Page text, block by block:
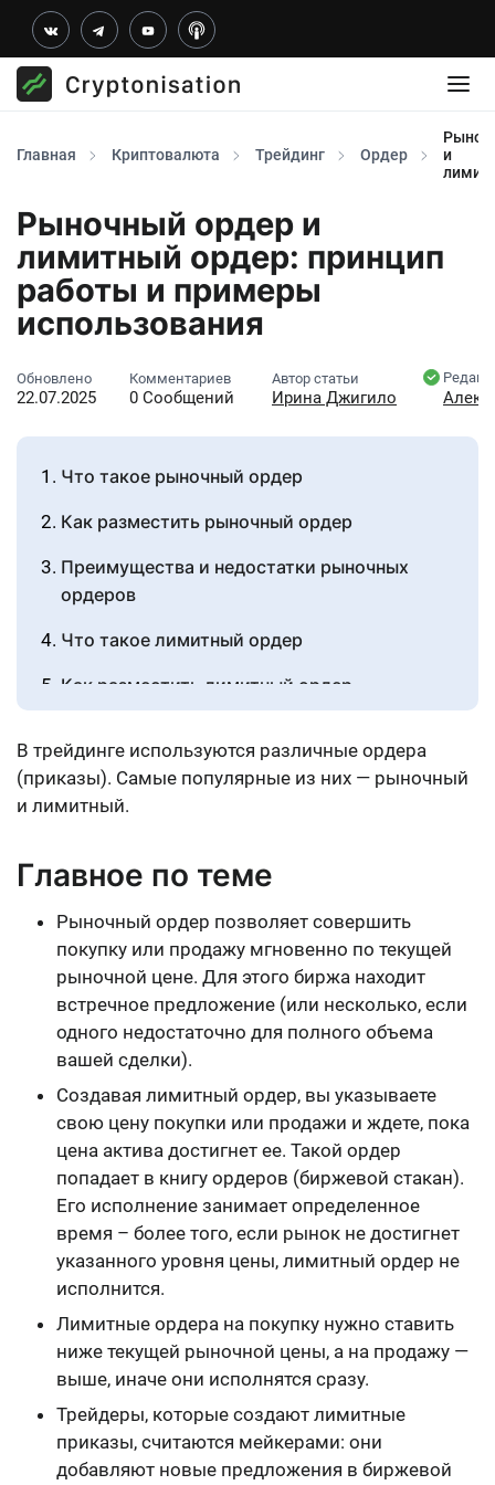
Главная Криптовалюта Трейдинг Ордер
и
Рыночный ордер и
лимитный ордер: принцип
работы и примеры
использования
Обновлено
22.07.2025
Комментариев
0 Сообщений
Автор статьи
Ирина Джигило
Что такое рыночный ордер
Как разместить рыночный ордер
Преимущества и недостатки рыночных
ордеров
Что такое лимитный ордер
Как разместить лимитный ордер
ордеров
Отличия лимитного и рыночного ордеров:
Заключение
Источники
В трейдинге используются различные ордера
(приказы). Самые популярные из них — рыночный
и лимитный.
Главное по теме
Рыночный ордер позволяет совершить
покупку или продажу мгновенно по текущей
рыночной цене. Для этого биржа находит
встречное предложение (или несколько, если
одного недостаточно для полного объема
вашей сделки).
Создавая лимитный ордер, вы указываете
свою цену покупки или продажи и ждете, пока
цена актива достигнет ее. Такой ордер
попадает в книгу ордеров (биржевой стакан).
Его исполнение занимает определенное
время – более того, если рынок не достигнет
указанного уровня цены, лимитный ордер не
исполнится.
Лимитные ордера на покупку нужно ставить
ниже текущей рыночной цены, а на продажу —
выше, иначе они исполнятся сразу.
Трейдеры, которые создают лимитные
приказы, считаются мейкерами: они
добавляют новые предложения в биржевой